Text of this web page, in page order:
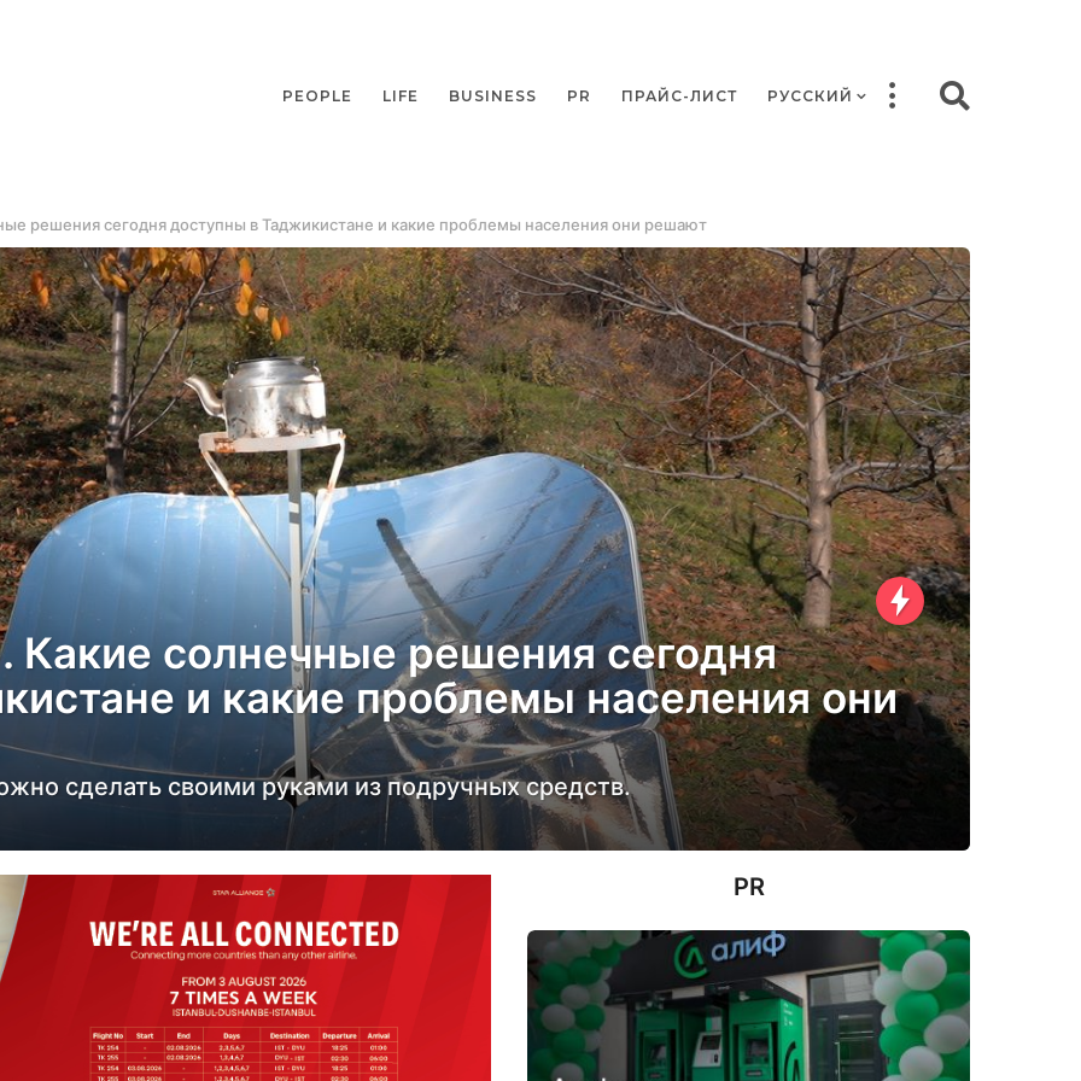
PEOPLE LIFE BUSINESS PR ПРАЙС-ЛИСТ РУССКИЙ
решения сегодня доступны в Таджикистане и какие проблемы населения они решают
Какие солнечные решения сегодня
и какие проблемы населения они
сделать своими руками из подручных средств.
PR